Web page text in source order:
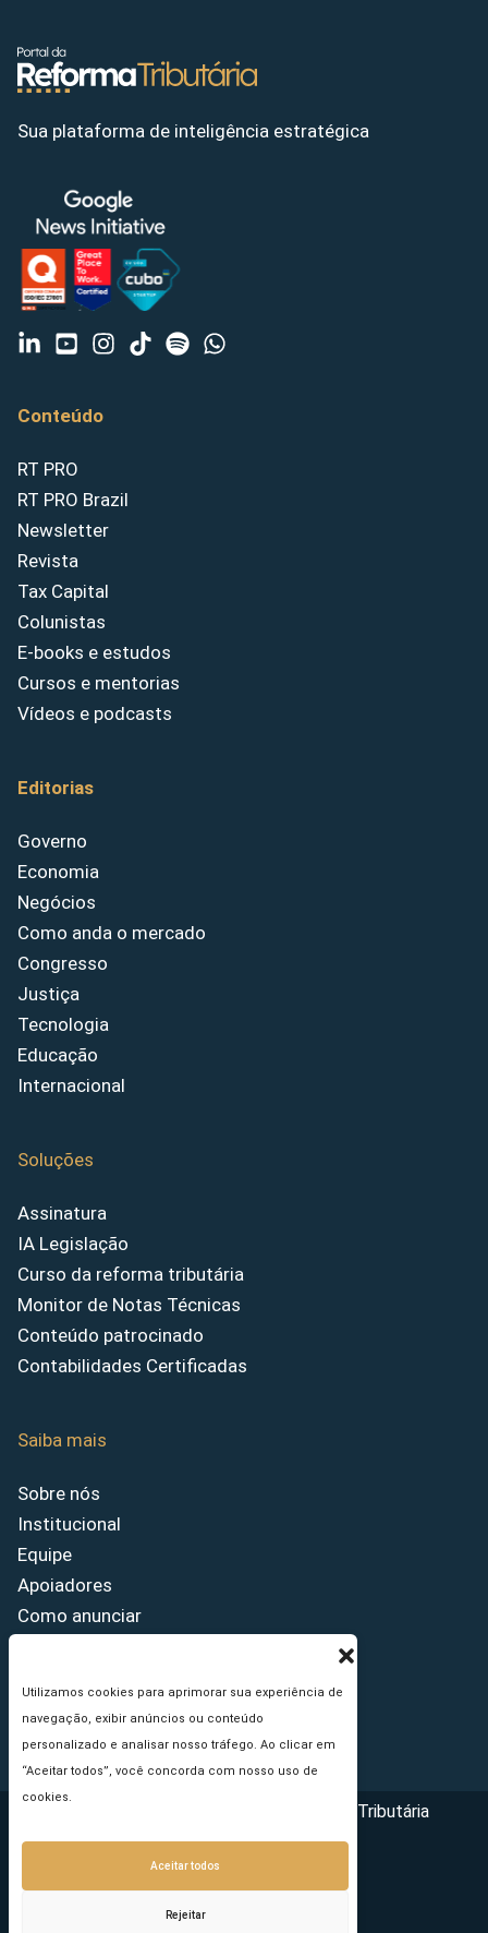
Utilizamos cookies para aprimorar sua experiência de
navegação, exibir anúncios ou conteúdo
personalizado e analisar nosso tráfego. Ao clicar em
“Aceitar todos”, você concorda com nosso uso de
cookies.
Aceitar todos
Rejeitar
Sua plataforma de inteligência estratégica
Conteúdo
RT PRO
RT PRO Brazil
Newsletter
Revista
Tax Capital
Colunistas
E-books e estudos
Cursos e mentorias
Vídeos e podcasts
Editorias
Governo
Economia
Negócios
Como anda o mercado
Congresso
Justiça
Tecnologia
Educação
Internacional
Soluções
Assinatura
IA Legislação
Curso da reforma tributária
Monitor de Notas Técnicas
Conteúdo patrocinado
Contabilidades Certificadas
Saiba mais
Sobre nós
Institucional
Equipe
Apoiadores
Como anunciar
Princípios Editoriais
Copyright © 2026 - Portal da Reforma Tributária